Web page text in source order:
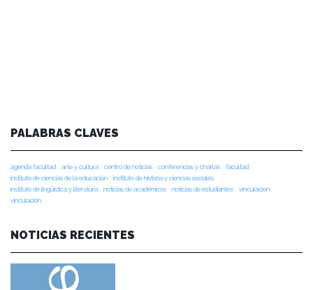
PALABRAS CLAVES
agenda facultad arte y cultura centro de noticias conferencias y charlas
facultad
instituto de ciencias de la educación
instituto de historia y ciencias sociales
instituto de lingüística y literatura
noticias de académicos noticias de estudiantes
vinculacion
vinculación
NOTICIAS RECIENTES